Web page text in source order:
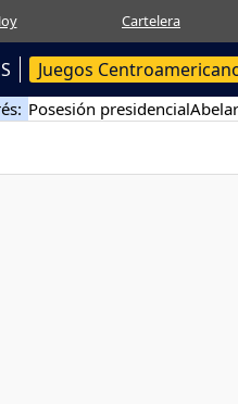
Cartelera
Juegos
Posesión presidencial